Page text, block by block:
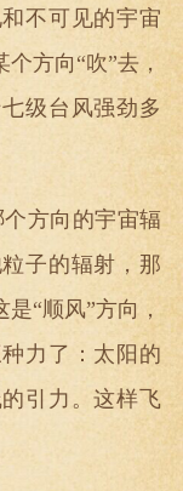
不可见的宇宙
方向“吹”去，
级台风强劲多
方向的宇宙辐
子的辐射，那
是“顺风”方向，
力了：太阳的
引力。这样飞